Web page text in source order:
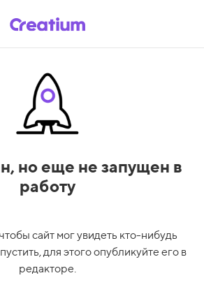
но еще не запущен в
работу
сайт мог увидеть кто-нибудь
для этого опубликуйте его в
редакторе.